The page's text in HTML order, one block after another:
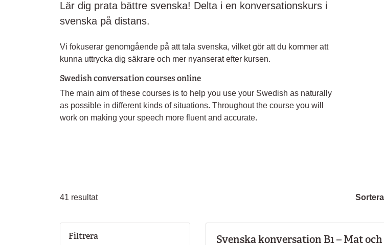
Lär dig prata bättre svenska! Delta i en konversationskurs i
svenska på distans.
Vi fokuserar genomgående på att tala svenska, vilket gör att du kommer att
kunna uttrycka dig säkrare och mer nyanserat efter kursen.
Swedish conversation courses online
The main aim of these courses is to help you use your Swedish as naturally
as possible in different kinds of situations. Throughout the course you will
work on making your speech more fluent and accurate.
41 resultat
Filtrera
Svenska konversation B1 – Mat